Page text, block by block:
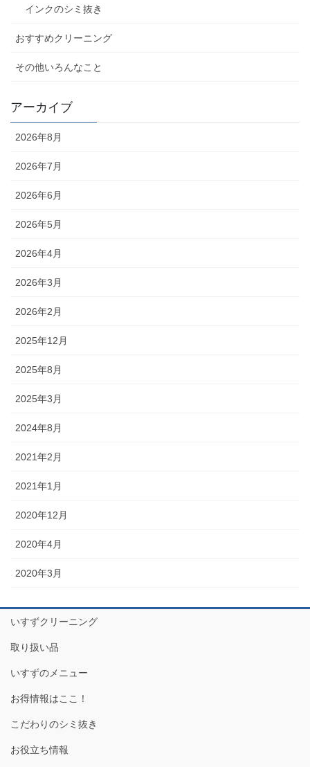
インクのシミ抜き
おすすめクリーニング
その他いろんなこと
アーカイブ
2026年8月
2026年7月
2026年6月
2026年5月
2026年4月
2026年3月
2026年2月
2025年12月
2025年8月
2025年3月
2024年8月
2021年2月
2021年1月
2020年12月
2020年4月
2020年3月
いすずクリーニング
取り扱い品
いすずのメニュー
お得情報はここ！
こだわりのシミ抜き
お役立ち情報